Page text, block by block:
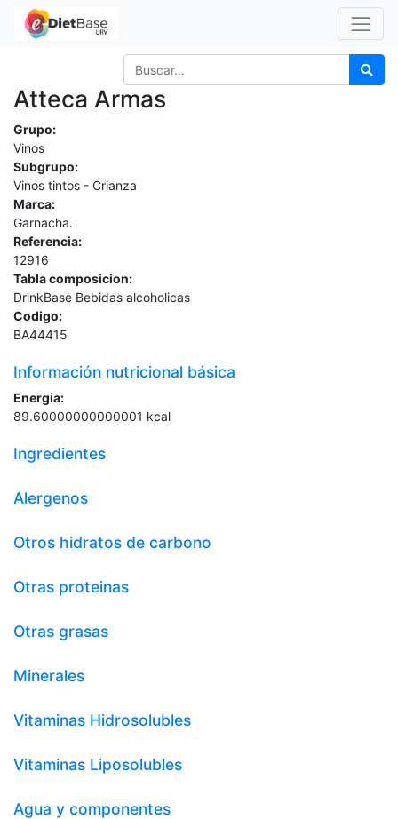
Atteca Armas
Grupo:
Vinos
Subgrupo:
Vinos tintos - Crianza
Marca:
Garnacha.
Referencia:
12916
Tabla composicion:
DrinkBase Bebidas alcoholicas
Codigo:
BA44415
Información nutricional básica
Energia:
89.60000000000001 kcal
Ingredientes
Alergenos
Otros hidratos de carbono
Otras proteinas
Otras grasas
Minerales
Vitaminas Hidrosolubles
Vitaminas Liposolubles
Agua y componentes